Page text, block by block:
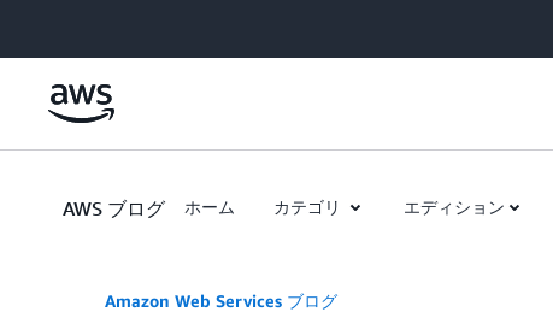
AWS ブログ ホーム カテゴリ エディション
Amazon Web Services ブログ